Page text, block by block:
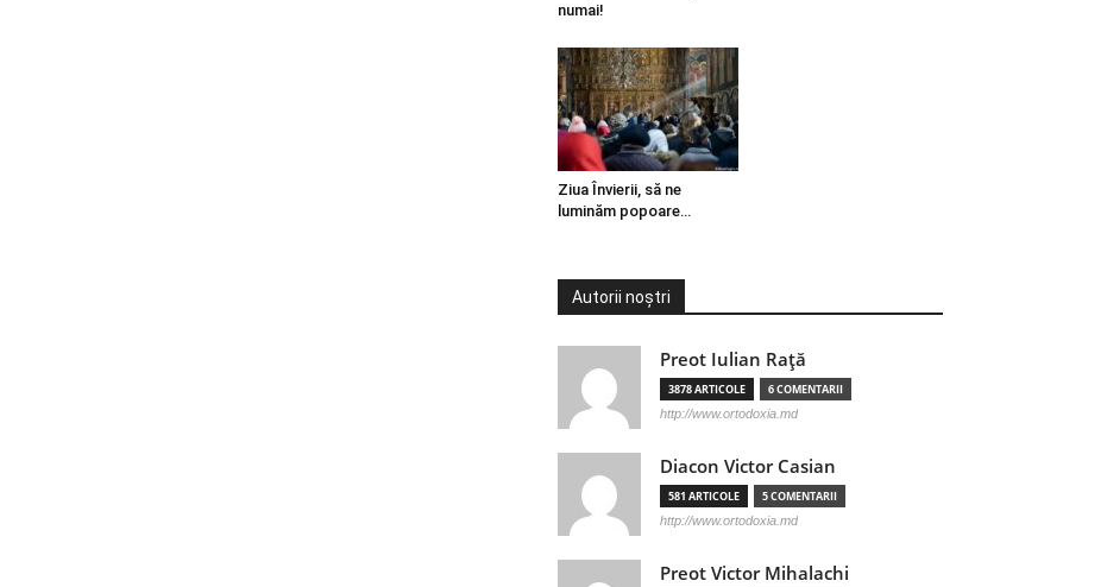
numai!
Ziua Învierii, să ne
luminăm popoare…
Autorii noștri
Preot Iulian Raţă
3878 ARTICOLE 6 COMENTARII
http://www.ortodoxia.md
Diacon Victor Casian
581 ARTICOLE 5 COMENTARII
http://www.ortodoxia.md
Preot Victor Mihalachi